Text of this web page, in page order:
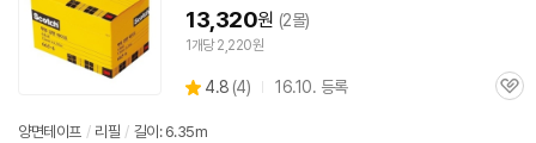
13,320원 (2몰)
1개당 2,220원
별
점
4.8 (상
4) 16.10. 등록
관
양면테이프 / 리필 / 길이: 6.35m